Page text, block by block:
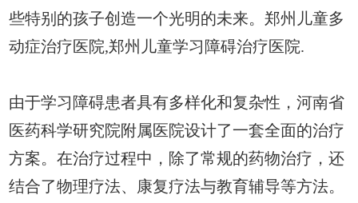
些特别的孩子创造一个光明的未来。郑州儿童多
动症治疗医院,郑州儿童学习障碍治疗医院.
由于学习障碍患者具有多样化和复杂性，河南省
医药科学研究院附属医院设计了一套全面的治疗
方案。在治疗过程中，除了常规的药物治疗，还
结合了物理疗法、康复疗法与教育辅导等方法。